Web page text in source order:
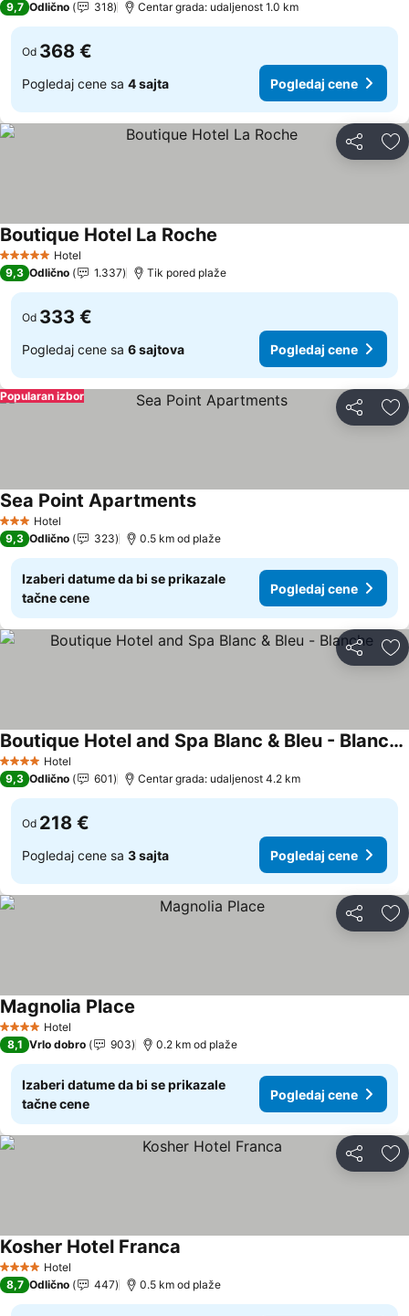
9,7 Odlično 318 Centar grada: udaljenost 1.0 km
Od 368 €
Pogledaj cene sa 4 sajta Pogledaj cene
Deli
5 ZvezdiceHotel
Boutique Hotel La Roche
9,3 Odlično 1.337 Tik pored plaže
Od 333 €
Pogledaj cene sa 6 sajtova Pogledaj cene
Deli
Popularan izbor
3 Zvezdice
Hotel
Sea Point ApartmentsPogledaj cene
9,3 Odlično 323 0.5 km od plaže
Izaberi datume da bi se prikazale
tačne cene
Pogledaj cene
Deli
4 ZvezdiceHotel
Boutique Hotel and Spa Blanc & Bleu - Blanche
Pogledaj cene
9,3 Odlično 601 Centar grada: udaljenost 4.2 km
Od 218 €
Pogledaj cene sa 3 sajta Pogledaj cene
Deli
4 ZvezdiceHotel
Magnolia Place
8,1 Vrlo dobro 903 0.2 km od plaže
Izaberi datume da bi se prikazale
tačne cene
Pogledaj cene
Deli
4 ZvezdiceHotel
Kosher Hotel Franca
8,7 Odlično 447 0.5 km od plaže